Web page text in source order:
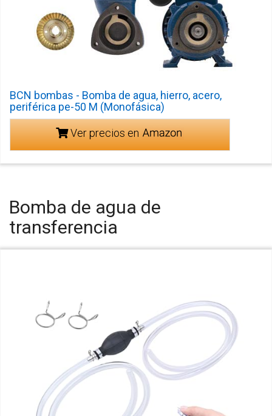
BCN bombas - Bomba de agua, hierro, acero,
periférica pe-50 M (Monofásica)
Ver precios en
Bomba de agua de
transferencia